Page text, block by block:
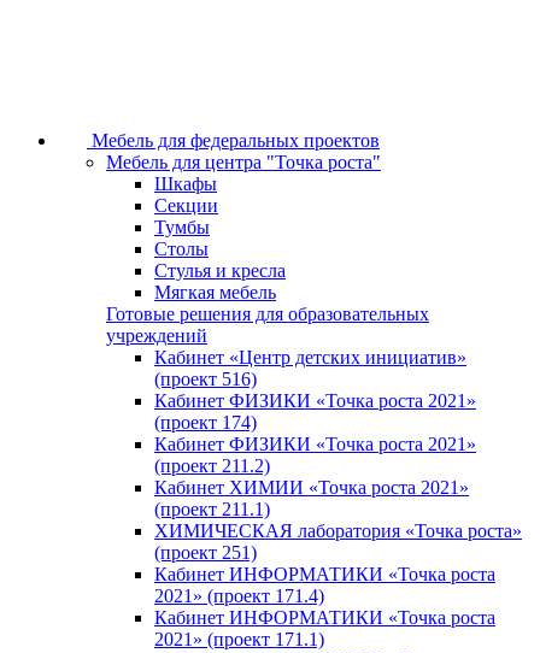
Мебель для федеральных проектов
Мебель для центра "Точка роста"
Шкафы
Секции
Тумбы
Столы
Стулья и кресла
Мягкая мебель
Готовые решения для образовательных
учреждений
Кабинет «Центр детских инициатив»
(проект 516)
Кабинет ФИЗИКИ «Точка роста 2021»
(проект 174)
Кабинет ФИЗИКИ «Точка роста 2021»
(проект 211.2)
Кабинет ХИМИИ «Точка роста 2021»
(проект 211.1)
ХИМИЧЕСКАЯ лаборатория «Точка роста»
(проект 251)
Кабинет ИНФОРМАТИКИ «Точка роста
2021» (проект 171.4)
Кабинет ИНФОРМАТИКИ «Точка роста
2021» (проект 171.1)